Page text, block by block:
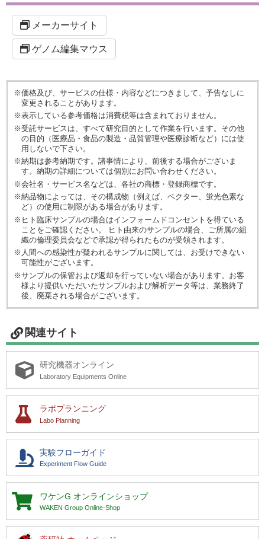
メーカーサイト
ゲノム編集マウス
※価格及び、サービスの仕様・内容などにつきまして、予告なしに
変更されることがあります。
※表示している参考価格は消費税等は含まれておりません。
※受託サービスは、すべて研究目的として作業を行います。その他
の目的（医療品・食品の製造・品質管理や医療診断など）には使
用しないで下さい。
※納期は参考納期です。諸事情により、前後する場合がございま
す。納期の詳細については個別にお問い合わせください。
※会社名・サービス名などは、各社の商標・登録商標です。
※納品物によっては、その構成物（例えば、ベクター、蛍光色素な
ど）の使用に制限がある場合があります。
※ヒト臨床サンプルの場合はインフォームドコンセントを得ている
ことをご確認ください。 ヒト由来のサンプルの場合、ご所属の組
織の倫理委員会などで承認が得られたものが受領されます。
※人間への感染性が疑われるサンプルに関しては、お受けできない
可能性がございます。
※サンプルの保管および返却を行っていない場合があります。お客
様より提供いただいたサンプルおよび解析データ等は、業務終了
後、廃棄される場合がございます。
関連サイト
研究機器オンライン
Laboratory Equipments Online
ラボプランニング
Labo Planning
実験フローガイド
Experiment Flow Guide
ワケンG オンラインショップ
WAKEN Group Online-Shop